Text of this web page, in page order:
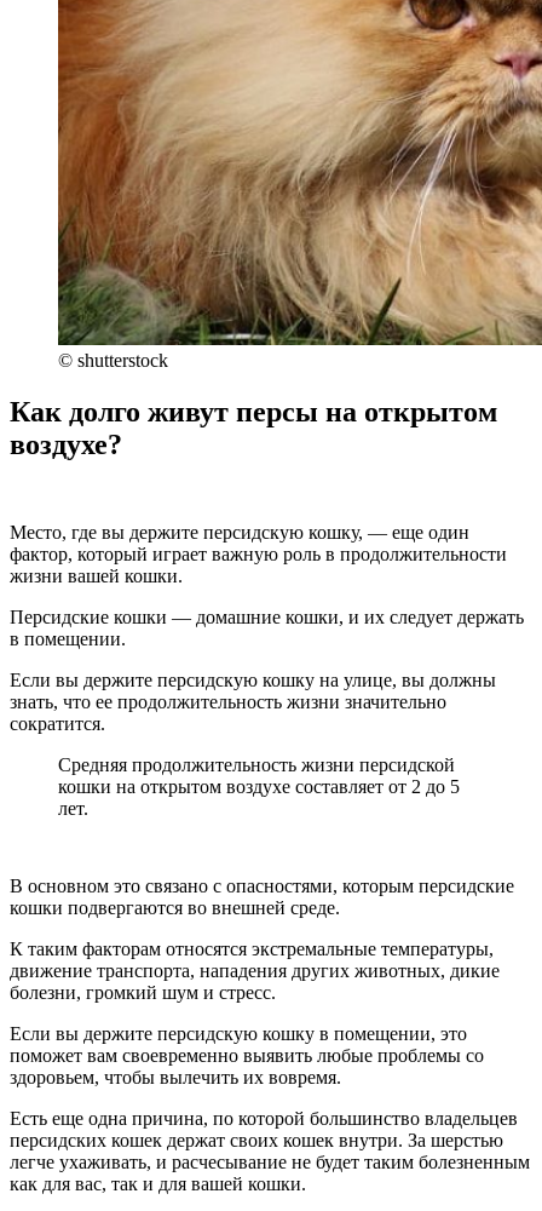
© shutterstock
Как долго живут персы на открытом
воздухе?
Место, где вы держите персидскую кошку, — еще один
фактор, который играет важную роль в продолжительности
жизни вашей кошки.
Персидские кошки — домашние кошки, и их следует держать
в помещении.
Если вы держите персидскую кошку на улице, вы должны
знать, что ее продолжительность жизни значительно
сократится.
Средняя продолжительность жизни персидской
кошки на открытом воздухе составляет от 2 до 5
лет.
В основном это связано с опасностями, которым персидские
кошки подвергаются во внешней среде.
К таким факторам относятся экстремальные температуры,
движение транспорта, нападения других животных, дикие
болезни, громкий шум и стресс.
Если вы держите персидскую кошку в помещении, это
поможет вам своевременно выявить любые проблемы со
здоровьем, чтобы вылечить их вовремя.
Есть еще одна причина, по которой большинство владельцев
персидских кошек держат своих кошек внутри. За шерстью
легче ухаживать, и расчесывание не будет таким болезненным
как для вас, так и для вашей кошки.